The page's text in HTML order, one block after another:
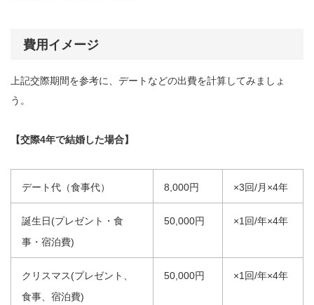
費用イメージ
上記交際期間を参考に、デートなどの出費を計算してみましょ
う。
【交際4年で結婚した場合】
デート代（食事代） 8,000円 ×3回/月×4年
誕生日(プレゼント・食
事・宿泊費)
50,000円 ×1回/年×4年
クリスマス(プレゼント、
食事、宿泊費)
50,000円 ×1回/年×4年